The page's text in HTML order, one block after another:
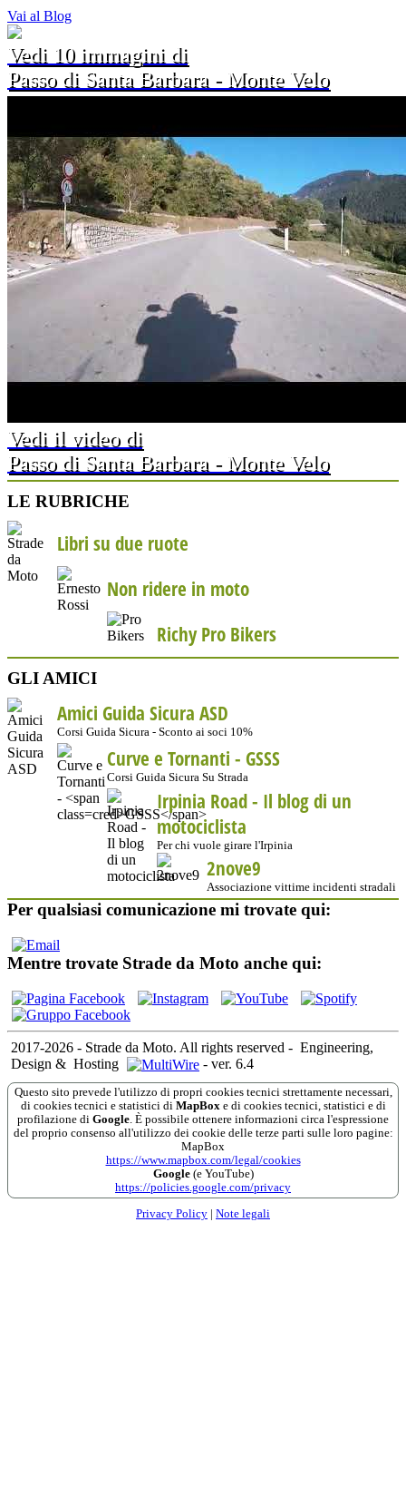
Vai al Blog
Vedi 10 immagini di
Passo di Santa Barbara - Monte Velo
Vedi il video di
Passo di Santa Barbara - Monte Velo
LE RUBRICHE
Libri su due ruote
Non ridere in moto
Richy Pro Bikers
GLI AMICI
Amici Guida Sicura ASD
Corsi Guida Sicura - Sconto ai soci 10%
Curve e Tornanti - GSSS
Corsi Guida Sicura Su Strada
Irpinia Road - Il blog di un
motociclista
Per chi vuole girare l'Irpinia
2nove9
Associazione vittime incidenti stradali
Per qualsiasi comunicazione mi trovate qui:
Mentre trovate Strade da Moto anche qui:
2017-2026 - Strade da Moto. All rights reserved - Engineering,
Design & Hosting - ver. 6.4
Questo sito prevede l'utilizzo di propri cookies tecnici strettamente necessari,
di cookies tecnici e statistici di MapBoxe di cookies tecnici, statistici e di
profilazione di Google. È possibile ottenere informazioni circa l'espressione
del proprio consenso all'utilizzo dei cookie delle terze parti sulle loro pagine:
MapBox
https://www.mapbox.com/legal/cookies
Google(e YouTube)
https://policies.google.com/privacy
Privacy Policy Note legali